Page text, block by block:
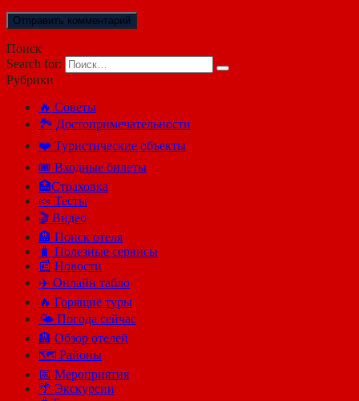
Поиск
Search for:
Рубрики
🔥 Советы
🏞️ Достопримечательности
❤️ Туристические объекты
🎟️ Входные билеты
🏥Страховка
🍬 Тесты
🎬 Видео
🏨 Поиск отеля
🧳 Полезные сервисы
📰 Новости
✈️ Онлайн табло
🔥 Горящие туры
🌤️ Погода сейчас
🏨 Обзор отелей
🗺 Районы
📅 Мероприятия
🌴 Экскурсии